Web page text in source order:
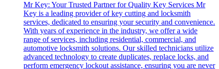
Mr Key: Your Trusted Partner for Quality Key Services Mr
Key is a leading provider of key cutting and locksmith
services, dedicated to ensuring your security and convenience.
With years of experience in the industry, we offer a wide
range of services, including residential, commercial, and
automotive locksmith solutions. Our skilled technicians utilize
advanced technology to create duplicates, replace locks, and
perform emergency lockout assistance, ensuring you are never